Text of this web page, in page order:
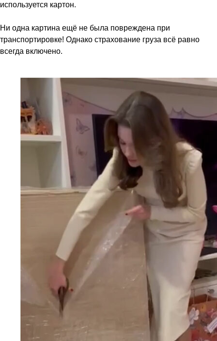
используется картон.
Ни одна картина ещё не была повреждена при
транспортировке! Однако страхование груза всё равно
всегда включено.